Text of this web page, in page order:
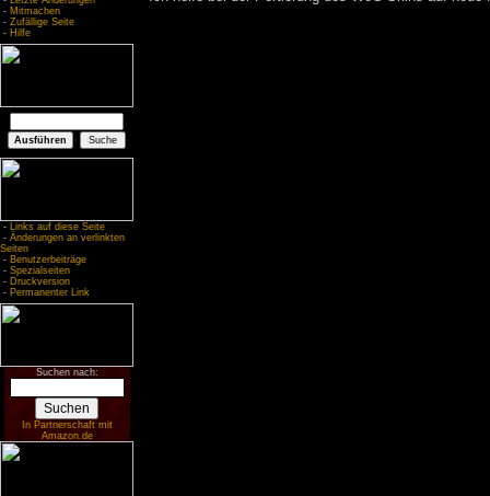
- Mitmachen
- Zufällige Seite
- Hilfe
- Links auf diese Seite
- Änderungen an verlinkten
Seiten
- Benutzerbeiträge
- Spezialseiten
- Druckversion
- Permanenter Link
Suchen nach:
In Partnerschaft mit
Amazon.de